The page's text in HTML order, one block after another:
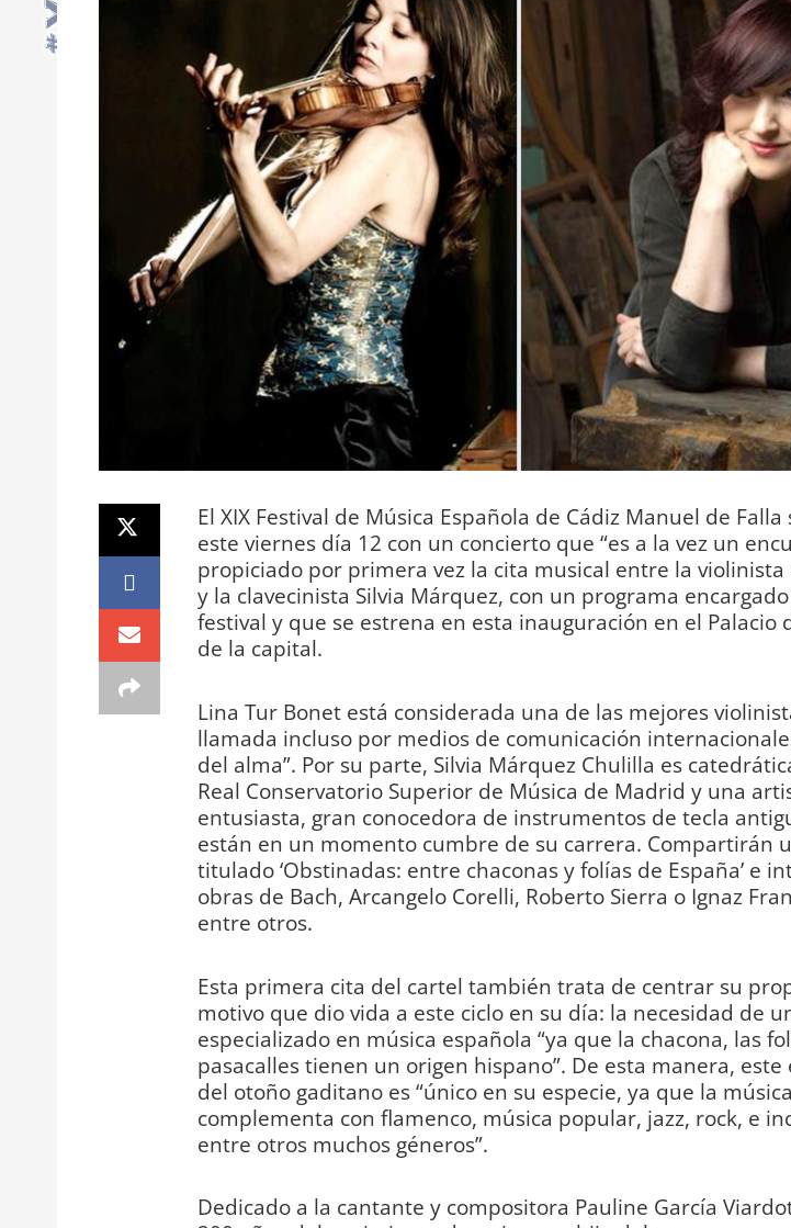
El XIX Festival de Música Española de Cádiz Manuel de
este viernes día 12 con un concierto que “es a la vez un
propiciado por primera vez la cita musical entre la violinista
y la clavecinista Silvia Márquez, con un programa
festival y que se estrena en esta inauguración en el Palacio
de la capital.
Lina Tur Bonet está considerada una de las mejores
llamada incluso por medios de comunicación
del alma”. Por su parte, Silvia Márquez Chulilla es
Real Conservatorio Superior de Música de Madrid y una
entusiasta, gran conocedora de instrumentos de tecla
están en un momento cumbre de su carrera. Compartirán
titulado ‘Obstinadas: entre chaconas y folías de España’ e
obras de Bach, Arcangelo Corelli, Roberto Sierra o Ignaz
entre otros.
Esta primera cita del cartel también trata de centrar su
motivo que dio vida a este ciclo en su día: la necesidad de
especializado en música española “ya que la chacona, las
pasacalles tienen un origen hispano”. De esta manera,
del otoño gaditano es “único en su especie, ya que la
complementa con flamenco, música popular, jazz, rock, e
entre otros muchos géneros”.
Dedicado a la cantante y compositora Pauline García